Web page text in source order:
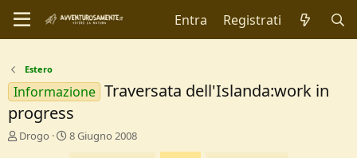
Entra Registrati
Estero
Informazione Traversata dell'Islanda:work in
progress
C
Drogo
D
8 Giugno 2008